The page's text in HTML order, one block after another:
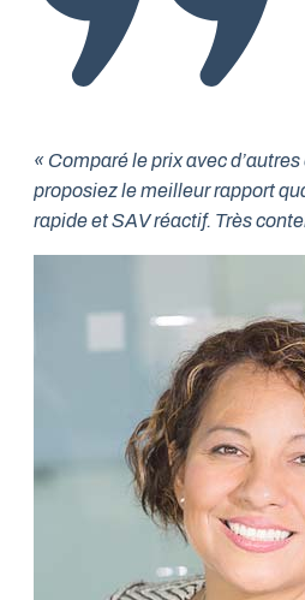
« Comparé le prix avec
proposiez le meilleur rapport
rapide et SAV réactif. Très